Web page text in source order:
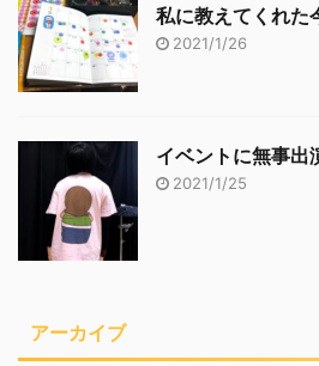
私に教えてくれた
2021/1/26
イベントに無事出
2021/1/25
アーカイブ